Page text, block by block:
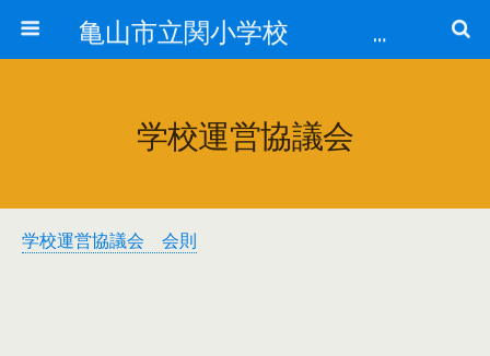
亀山市立関小学校 全校で「そろえる」取組
学校運営協議会
学校運営協議会 会則